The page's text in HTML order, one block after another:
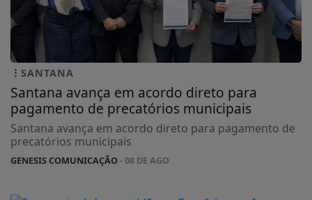
SANTANA
Santana avança em acordo direto para
pagamento de precatórios municipais
Santana avança em acordo direto para pagamento de
precatórios municipais
GENESIS COMUNICAÇÃO- 08 DE AGO